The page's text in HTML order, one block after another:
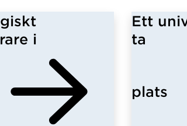
i
Ett
ta
plats